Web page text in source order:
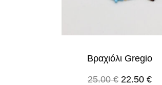
Βραχιόλι Gregio
25.00€ 22.50 €